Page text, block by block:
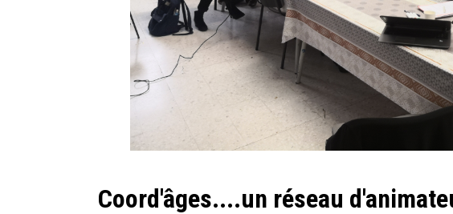
Coord'âges....un réseau